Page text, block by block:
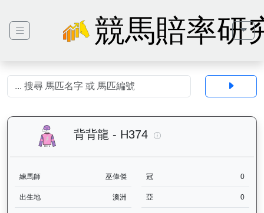
競馬賠率研
背背龍 - H374
練馬師 巫偉傑 冠 0
出生地 澳洲 亞 0